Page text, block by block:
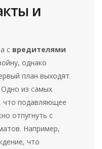
и
с вредителями
однако
план выходят
из самых
что подавляющее
отпугнуть с
Например,
что